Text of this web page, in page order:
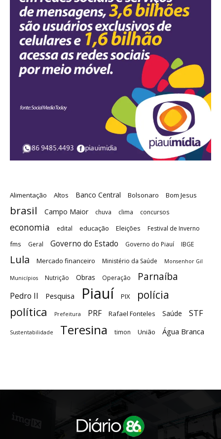
Alimentação Altos Banco Central Bolsonaro Bom Jesus
brasil Campo Maior chuva clima concursos
economia edital educação Eleições Festival de Inverno
fms Geral Governo do Estado Governo do Piauí IBGE
Lula Mercado financeiro Ministério da Saúde Monsenhor Gil
Municípios Nutrição Obras Operação Parnaíba
Pedro II Pesquisa Piauí PIX
polícia
política
Prefeitura PRF Rafael Fonteles Saúde STF
Sustentabilidade Teresina timon União Água Branca